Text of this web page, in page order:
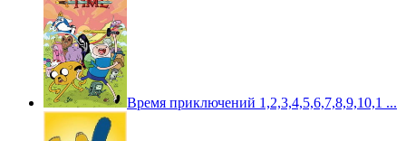
Время приключений 1,2,3,4,5,6,7,8,9,10,1 ...